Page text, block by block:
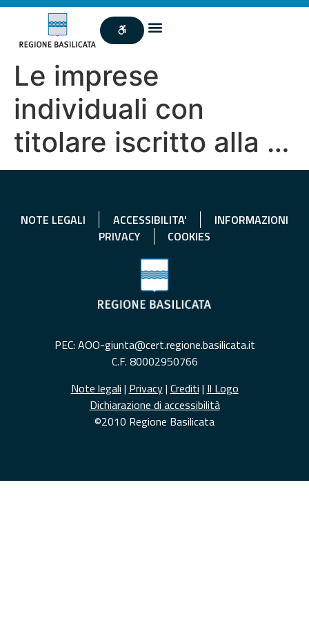
Le imprese
individuali con
titolare iscritto alla …
NOTE LEGALI ACCESSIBILITA'
INFORMAZIONI
PRIVACY
COOKIES
PEC: AOO-giunta@cert.regione.basilicata.it
C.F. 80002950766
Note legali | Privacy| Crediti | Il Logo
Dichiarazione di accessibilità
©2010 Regione Basilicata